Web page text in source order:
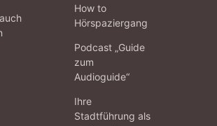
How to
Hörspaziergang
Podcast „Guide
zum
Audioguide“
Ihre
Stadtführung als